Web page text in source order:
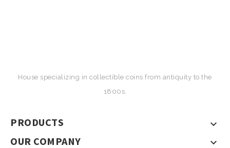
House specializing in collectible coins from antiquity to the
1800s.
PRODUCTS 
OUR COMPANY 